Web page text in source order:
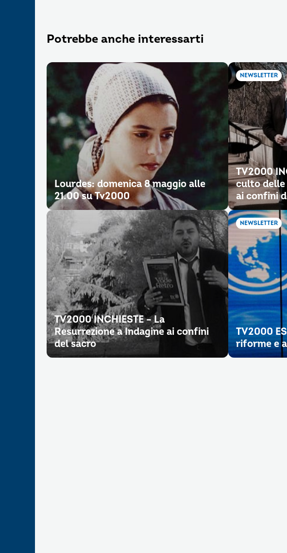
Potrebbe anche interessarti
Lourdes: domenica 8 maggio alle
21.00 su Tv2000
NEWSLETTER
TV2000
culto delle
ai confini
TV2000 INCHIESTE – La
Resurrezione a Indagine ai confini
del sacro
NEWSLETTER
TV2000
riforme e